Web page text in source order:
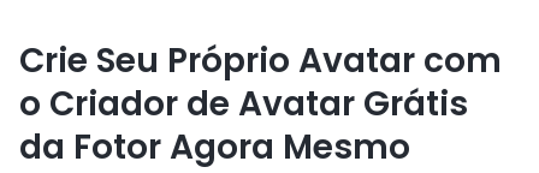
Crie Seu Próprio Avatar com
o Criador de Avatar Grátis
da Fotor Agora Mesmo